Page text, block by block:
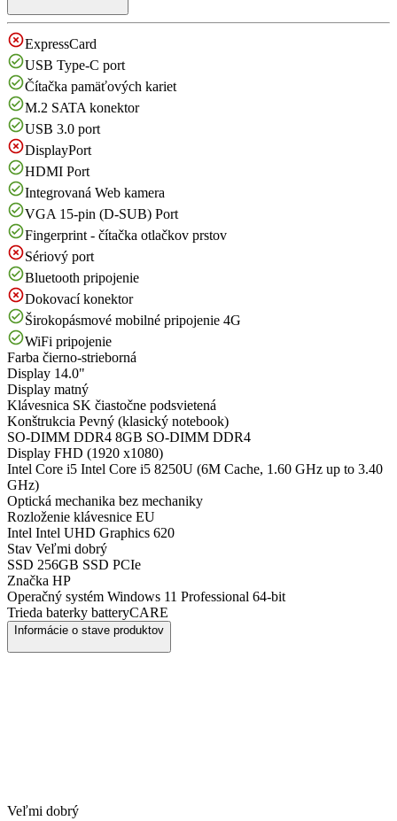
ExpressCard
USB Type-C port
Čítačka pamäťových kariet
M.2 SATA konektor
USB 3.0 port
DisplayPort
HDMI Port
Integrovaná Web kamera
VGA 15-pin (D-SUB) Port
Fingerprint - čítačka otlačkov prstov
Sériový port
Bluetooth pripojenie
Dokovací konektor
Širokopásmové mobilné pripojenie 4G
WiFi pripojenie
Farba čierno-strieborná
Display 14.0"
Display matný
Klávesnica SK čiastočne podsvietená
Konštrukcia Pevný (klasický notebook)
SO-DIMM DDR4 8GB SO-DIMM DDR4
Display FHD (1920 x1080)
Intel Core i5 Intel Core i5 8250U (6M Cache, 1.60 GHz up to 3.40
GHz)
Optická mechanika bez mechaniky
Rozloženie klávesnice EU
Intel Intel UHD Graphics 620
Stav Veľmi dobrý
SSD 256GB SSD PCIe
Značka HP
Operačný systém Windows 11 Professional 64-bit
Trieda baterky batteryCARE
Informácie o stave produktov
Veľmi dobrý